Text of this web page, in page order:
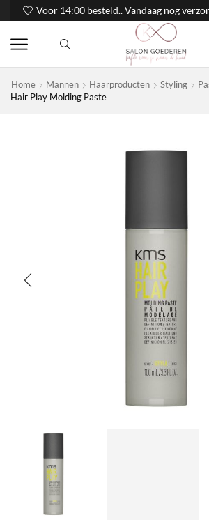
Voor 14:00 besteld.. Vandaag nog
Home Mannen Haarproducten Styling
Hair Play Molding Paste